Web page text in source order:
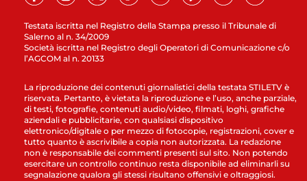
Testata iscritta nel Registro della Stampa presso il Tribunale di
Salerno al n. 34/2009
Società iscritta nel Registro degli Operatori di Comunicazione c/o
l’AGCOM al n. 20133
La riproduzione dei contenuti giornalistici della testata STILETV è
riservata. Pertanto, è vietata la riproduzione e l’uso, anche parziale,
di testi, fotografie, contenuti audio/video, filmati, loghi, grafiche
aziendali e pubblicitarie, con qualsiasi dispositivo
elettronico/digitale o per mezzo di fotocopie, registrazioni, cover e
tutto quanto è ascrivibile a copia non autorizzata. La redazione
non è responsabile dei commenti presenti sul sito. Non potendo
esercitare un controllo continuo resta disponibile ad eliminarli su
segnalazione qualora gli stessi risultano offensivi e oltraggiosi.